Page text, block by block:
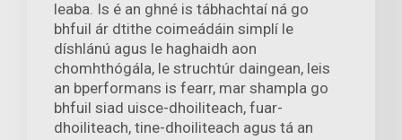
leaba. Is é an ghné is tábhachtaí ná go
bhfuil ár dtithe coimeádáin simplí le
díshlánú agus le haghaidh aon
chomhthógála, le struchtúr daingean, leis
an bperformans is fearr, mar shampla go
bhfuil siad uisce-dhoiliteach, fuar-
dhoiliteach, tine-dhoiliteach agus tá an